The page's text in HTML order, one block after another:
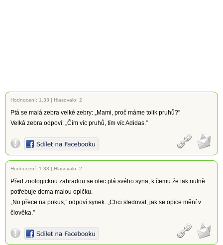
Hodnocení: 1.33 | Hlasovalo: 2
Ptá se malá zebra velké zebry: „Mami, proč máme tolik pruhů?”
Velká zebra odpoví: „Čím víc pruhů, tím víc Adidas.”
Hodnocení: 1.33 | Hlasovalo: 2
Před zoologickou zahradou se otec ptá svého syna, k čemu že tak nutně
potřebuje doma malou opičku.
„No přece na pokus,” odpoví synek. „Chci sledovat, jak se opice mění v
člověka.”